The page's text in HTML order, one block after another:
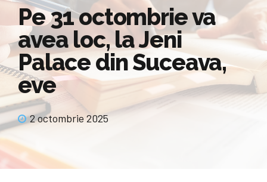
Pe 31 octombrie va
avea loc, la Jeni
Palace din Suceava,
eve
2 octombrie 2025